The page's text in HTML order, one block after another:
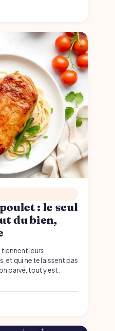
: le seul
du bien,
leurs
et qui ne te laissent pas
parvé, tout y est.